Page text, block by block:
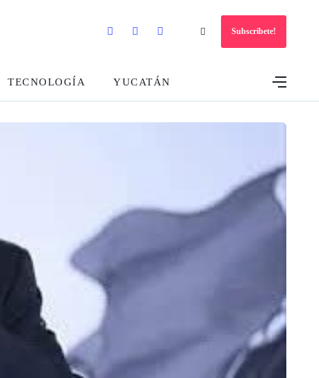
Subscribete!
TECNOLOGÍA YUCATÁN